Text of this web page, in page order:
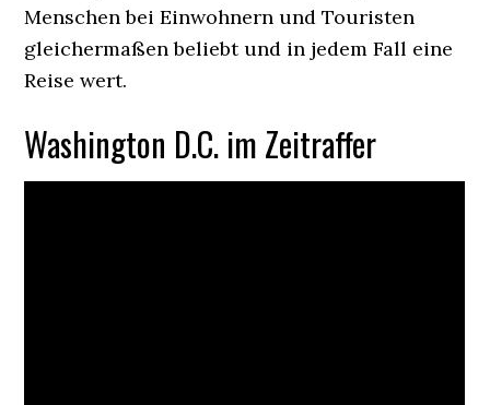
Menschen bei Einwohnern und Touristen
gleichermaßen beliebt und in jedem Fall eine
Reise wert.
Washington D.C. im Zeitraffer